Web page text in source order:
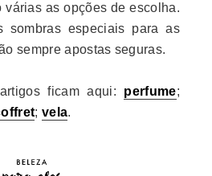
várias as opções de escolha.
sombras especiais para as
sempre apostas seguras.
ficam aqui: perfume;
;vela.